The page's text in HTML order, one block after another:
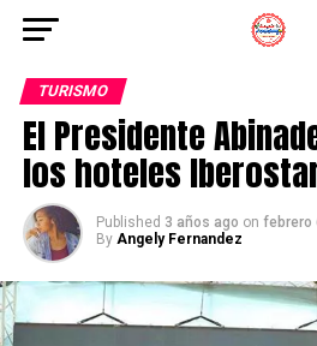
TURISMO
El Presidente
los hoteles
Published 3 años ago on febrero
By Angely Fernandez